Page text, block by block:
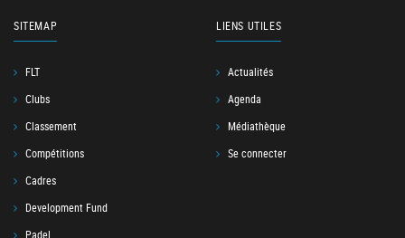
SITEMAP
FLT
Clubs
Classement
Compétitions
Cadres
Development Fund
Padel
LIENS UTILES
Actualités
Agenda
Médiathèque
Se connecter